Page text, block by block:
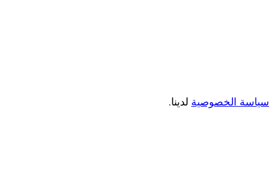
سياسة الخصوصية لدينا.